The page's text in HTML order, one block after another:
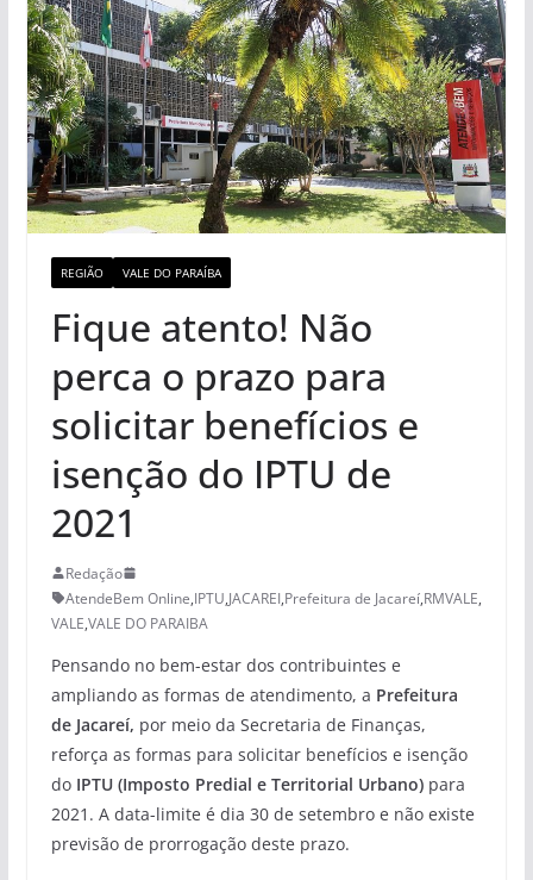
REGIÃO VALE DO PARAÍBA
Fique atento! Não
perca o prazo para
solicitar benefícios e
isenção do IPTU de
2021
Redação
AtendeBem Online,IPTU,JACAREI,Prefeitura de Jacareí,RMVALE,
VALE,VALE DO PARAIBA
Pensando no bem-estar dos contribuintes e
ampliando as formas de atendimento, a Prefeitura
de Jacareí, por meio da Secretaria de Finanças,
reforça as formas para solicitar benefícios e isenção
doIPTU (Imposto Predial e Territorial Urbano) para
2021. A data-limite é dia 30 de setembro e não existe
previsão de prorrogação deste prazo.